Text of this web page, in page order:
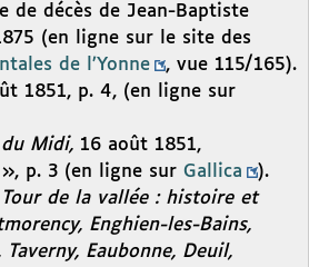
de décès de Jean-Baptiste
(en ligne sur le site des
de l’Yonne
, vue 115/165).
1851, p. 4, (en ligne sur
du Midi, 16 août 1851,
p. 3 (en ligne sur Gallica
).
Tour de la vallée : histoire et
Enghien-les-Bains,
Eaubonne, Deuil,